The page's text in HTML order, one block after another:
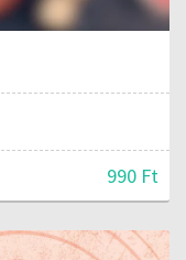
990 Ft